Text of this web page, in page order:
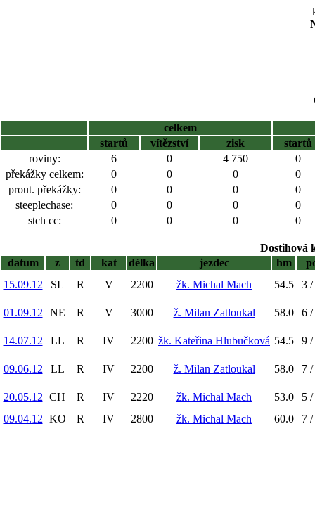
celkem
startů
vítězství zisk
startů
roviny:
6 0 4 750
0
překážky celkem:
0 0 0
0
prout. překážky:
0 0 0
0
steeplechase:
0 0 0
0
stch cc:
0 0 0 0
Dostihová
datum
z td kat délka jezdec hm
15.09.12
SL R V 2200 žk. Michal Mach 54.5 3 /
01.09.12 NE R V 3000 ž. Milan Zatloukal 58.0 6 /
14.07.12 LL R IV 2200 žk. Kateřina Hlubučková 54.5 9 /
09.06.12 LL R IV 2200 ž. Milan Zatloukal 58.0 7
20.05.12 CH R IV 2220 žk. Michal Mach 53.0
5
09.04.12 KO R IV 2800 žk. Michal Mach 60.0 7 /